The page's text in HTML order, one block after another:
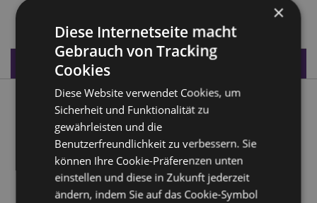
124 auf Lager
Produktdaten
Produktbeschreibung
Wolf Welpen auf Klippe spielend
Material: Harz
Produkttressourcen:
×
Diese Internetseite macht
Gebrauch von Tracking
Cookies
Diese Website verwendet Cookies, um
Sicherheit und Funktionalität zu
gewährleisten und die
Benutzerfreundlichkeit zu verbessern. Sie
können Ihre Cookie-Präferenzen unten
einstellen und diese in Zukunft jederzeit
ändern, indem Sie auf das Cookie-Symbol